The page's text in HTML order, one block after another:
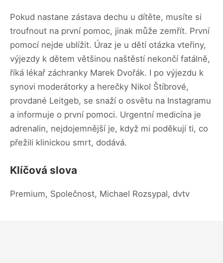
Pokud nastane zástava dechu u dítěte, musíte si
troufnout na první pomoc, jinak může zemřít. První
pomocí nejde ublížit. Úraz je u dětí otázka vteřiny,
výjezdy k dětem většinou naštěstí nekončí fatálně,
říká lékař záchranky Marek Dvořák. I po výjezdu k
synovi moderátorky a herečky Nikol Štíbrové,
provdané Leitgeb, se snaží o osvětu na Instagramu
a informuje o první pomoci. Urgentní medicína je
adrenalin, nejdojemnější je, když mi poděkují ti, co
přežili klinickou smrt, dodává.
Klíčová slova
Premium, Společnost, Michael Rozsypal, dvtv